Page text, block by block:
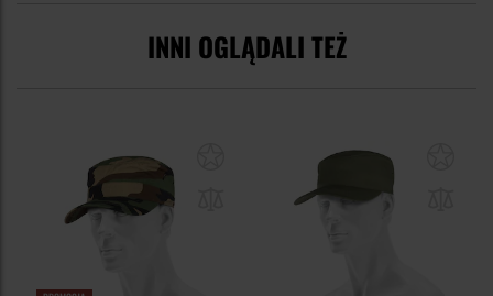
INNI OGLĄDALI TEŻ